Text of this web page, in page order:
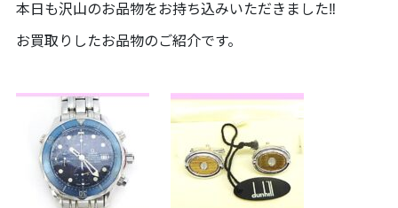
本日も沢山のお品物をお持ち込みいただきました‼️
お買取りしたお品物のご紹介です。